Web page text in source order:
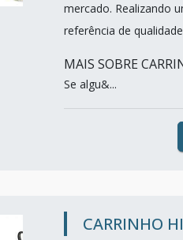
mercado. Realizando
referência de
MAIS SOBRE
Se algu&...
CARRINHO